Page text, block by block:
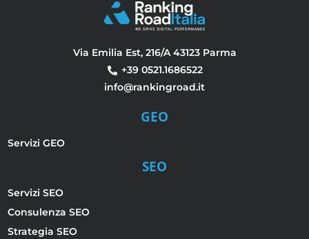
Via Emilia Est, 216/A 43123 Parma
+39 0521.1686522
info@rankingroad.it
GEO
Servizi GEO
SEO
Servizi SEO
Consulenza SEO
Strategia SEO